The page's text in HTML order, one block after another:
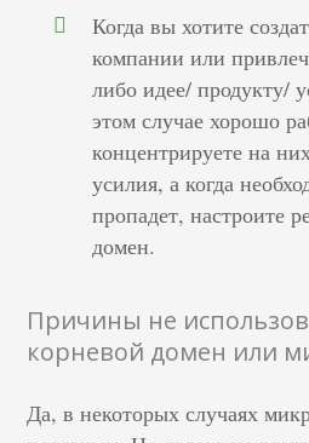
Когда вы хотите
компании или
либо идее/ продукту/
этом случае хорошо
концентрируете на
усилия, а когда
пропадет, настроите
домен.
Причины не
корневой домен или
Да, в некоторых случаях